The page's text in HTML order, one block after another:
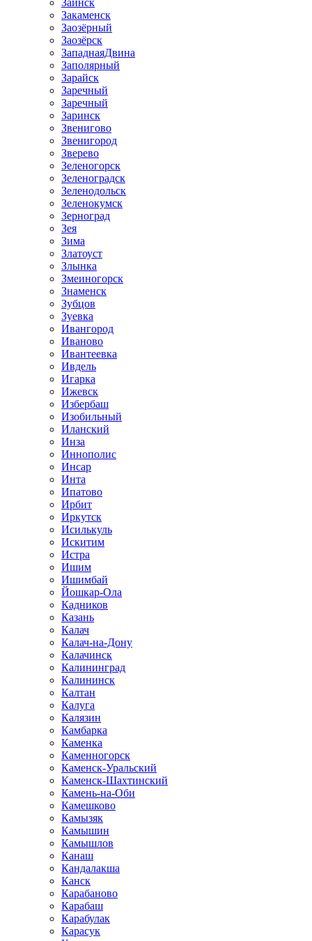
Заинск
Закаменск
Заозёрный
Заозёрск
ЗападнаяДвина
Заполярный
Зарайск
Заречный
Заречный
Заринск
Звенигово
Звенигород
Зверево
Зеленогорск
Зеленоградск
Зеленодольск
Зеленокумск
Зерноград
Зея
Зима
Златоуст
Злынка
Змеиногорск
Знаменск
Зубцов
Зуевка
Ивангород
Иваново
Ивантеевка
Ивдель
Игарка
Ижевск
Избербаш
Изобильный
Иланский
Инза
Иннополис
Инсар
Инта
Ипатово
Ирбит
Иркутск
Исилькуль
Искитим
Истра
Ишим
Ишимбай
Йошкар-Ола
Кадников
Казань
Калач
Калач-на-Дону
Калачинск
Калининград
Калининск
Калтан
Калуга
Калязин
Камбарка
Каменка
Каменногорск
Каменск-Уральский
Каменск-Шахтинский
Камень-на-Оби
Камешково
Камызяк
Камышин
Камышлов
Канаш
Кандалакша
Канск
Карабаново
Карабаш
Карабулак
Карасук